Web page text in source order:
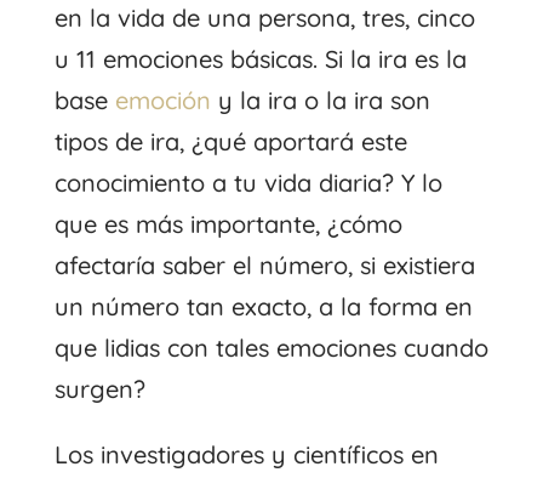
en la vida de una persona, tres, cinco
u 11 emociones básicas. Si la ira es la
base emoción y la ira o la ira son
tipos de ira, ¿qué aportará este
conocimiento a tu vida diaria? Y lo
que es más importante, ¿cómo
afectaría saber el número, si existiera
un número tan exacto, a la forma en
que lidias con tales emociones cuando
surgen?
Los investigadores y científicos en